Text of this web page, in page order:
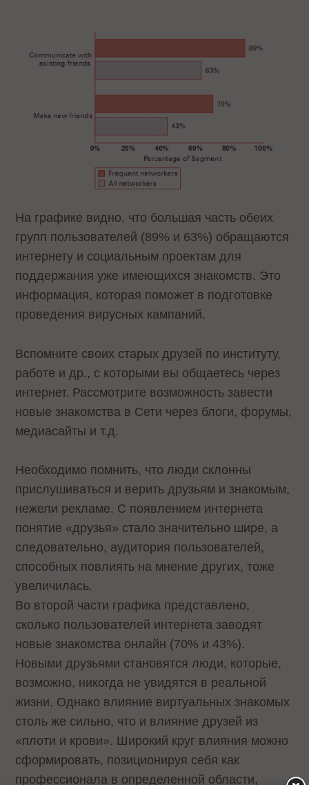
На графике видно, что большая часть обеих
групп пользователей (89% и 63%) обращаются
интернету и социальным проектам для
поддержания уже имеющихся знакомств. Это
информация, которая поможет в подготовке
проведения вирусных кампаний.
Вспомните своих старых друзей по институту,
работе и др., с которыми вы общаетесь через
интернет. Рассмотрите возможность завести
новые знакомства в Сети через блоги, форумы,
медиасайты и т.д.
Необходимо помнить, что люди склонны
прислушиваться и верить друзьям и знакомым,
нежели рекламе. С появлением интернета
понятие «друзья» стало значительно шире, а
следовательно, аудитория пользователей,
способных повлиять на мнение других, тоже
увеличилась.
Во второй части графика представлено,
сколько пользователей интернета заводят
новые знакомства онлайн (70% и 43%).
Новыми друзьями становятся люди, которые,
возможно, никогда не увидятся в реальной
жизни. Однако влияние виртуальных знакомых
столь же сильно, что и влияние друзей из
«плоти и крови». Широкий круг влияния можно
сформировать, позиционируя себя как
профессионала в определенной области,